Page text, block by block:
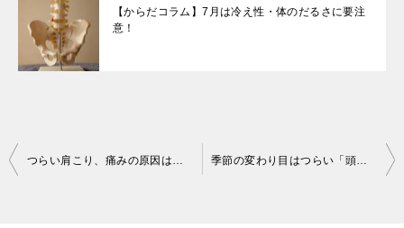
【からだコラム】7月は冷え性・体のだるさに要注
意！
投
つらい肩こり、痛みの原因は猫背や巻き肩のせい？ 季節の変わり目はつらい「頭痛」に注意！